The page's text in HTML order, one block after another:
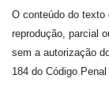
O conteúdo do texto
reprodução, parcial
sem a autorização
184 do Código